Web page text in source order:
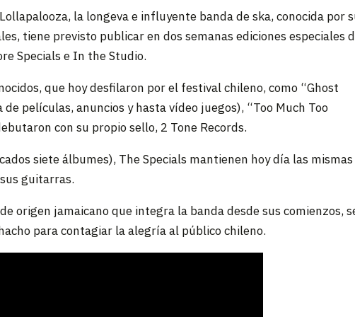
la longeva e influyente banda de ska, conocida por
tiene previsto publicar en dos semanas ediciones especiales
Specials e In the Studio.
que hoy desfilaron por el festival chileno, como “Ghost
películas, anuncios y hasta vídeo juegos), “Too Much Too
con su propio sello, 2 Tone Records.
siete álbumes), The Specials mantienen hoy día las mismas
guitarras.
origen jamaicano que integra la banda desde sus comienzos,
para contagiar la alegría al público chileno.